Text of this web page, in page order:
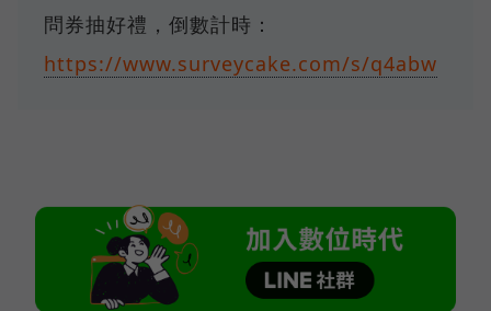
問券抽好禮，倒數計時：
https://www.surveycake.com/s/q4abw